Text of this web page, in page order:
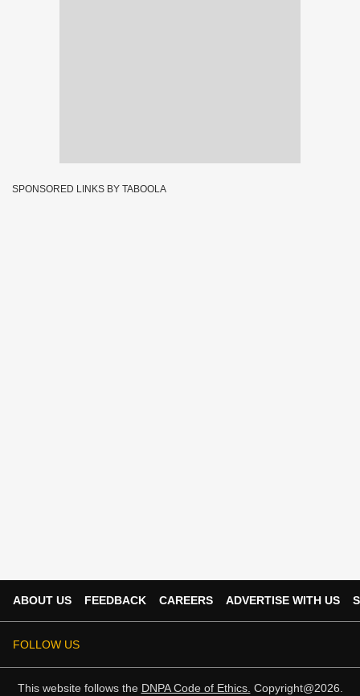
SPONSORED LINKS BY TABOOLA
ABOUT US FEEDBACK CAREERS ADVERTISE WITH US
FOLLOW US
This website follows the DNPA Code of Ethics. Copyright@2026.